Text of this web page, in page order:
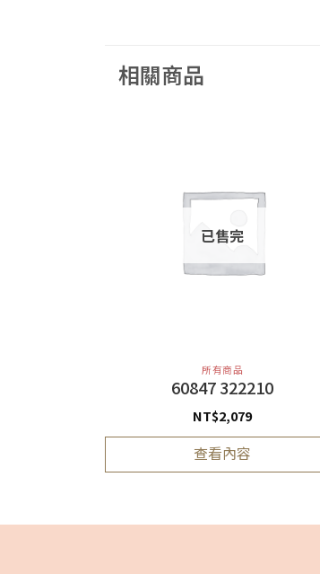
相關商品
已售完
所有商品
60847 322210
NT$2,079
查看內容